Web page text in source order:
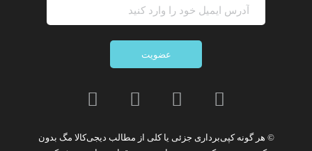
عضویت
© هر گونهکپی‌برداری جزئی یا کلی از مطالب دیجی‌کالا مگ بدون